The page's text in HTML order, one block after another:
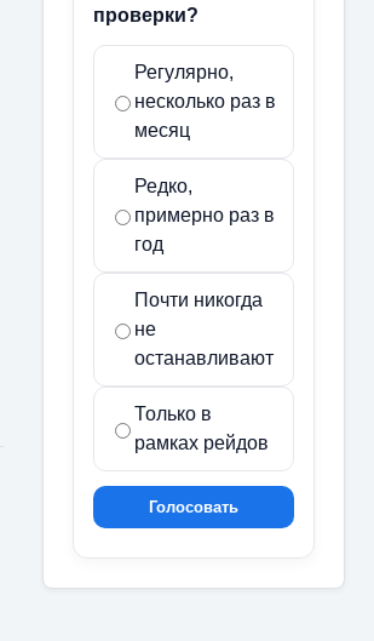
проверки?
Регулярно,
несколько раз в
месяц
Редко,
примерно раз в
год
Почти никогда
не
останавливают
Только в
рамках рейдов
Голосовать